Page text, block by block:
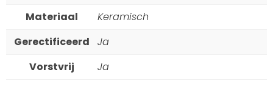
Materiaal
Keramisch
Gerectificeerd
Ja
Vorstvrij
Ja